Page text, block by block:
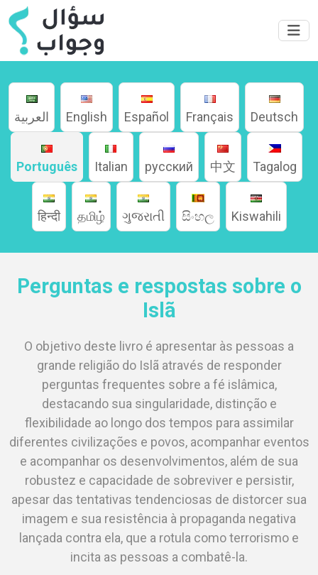
العربية English Español Français Deutsch
Português Italian русский 中文 Tagalog
हिन्दी தமிழ் ગુજરાતી සිංහල Kiswahili
Perguntas e respostas sobre o
Islã
O objetivo deste livro é apresentar às pessoas a
grande religião do Islã através de responder
perguntas frequentes sobre a fé islâmica,
destacando sua singularidade, distinção e
flexibilidade ao longo dos tempos para assimilar
diferentes civilizações e povos, acompanhar eventos
e acompanhar os desenvolvimentos, além de sua
robustez e capacidade de sobreviver e persistir,
apesar das tentativas tendenciosas de distorcer sua
imagem e sua resistência à propaganda negativa
lançada contra ela, que a rotula como terrorismo e
incita as pessoas a combatê-la.